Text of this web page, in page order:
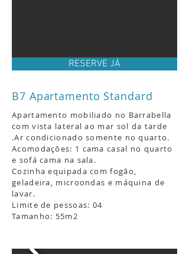
RESERVE JÁ
B7 Apartamento Standard
Apartamento mobiliado no Barrabella
com vista lateral ao mar sol da tarde
.Ar condicionado somente no quarto.
Acomodações: 1 cama casal no quarto
e sofá cama na sala.
Cozinha equipada com fogão,
geladeira, microondas e máquina de
lavar.
Limite de pessoas: 04
Tamanho: 55m2